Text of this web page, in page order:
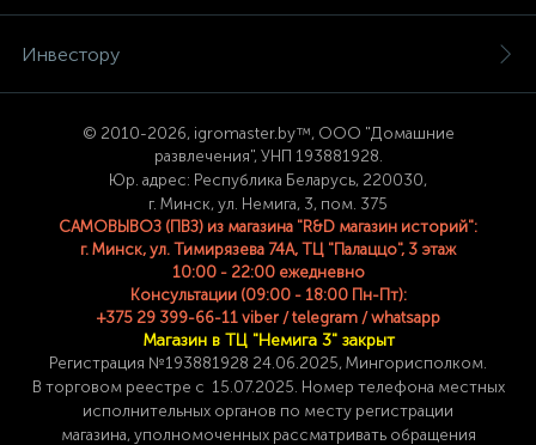
Инвестору
© 2010-2026, igromaster.by™, ООО "Домашние
развлечения", УНП 193881928.
Юр. адрес: Республика Беларусь, 220030,
г. Минск, ул. Немига, 3, пом. 375
САМОВЫВОЗ (ПВЗ) из магазина "R&D магазин историй":
г. Минск, ул. Тимирязева 74A, ТЦ "Палаццо", 3 этаж
10:00 - 22:00 ежедневно
Консультации (09:00 - 18:00 Пн-Пт):
+375 29 399-66-11 viber / telegram / whatsapp
Магазин в ТЦ "Немига 3" закрыт
Регистрация №193881928 24 .06.2025, Мингорисполком.
В торговом реестре с 15.07.2025. Номер телефона местных
исполнительных органов по месту регистрации
магазина,уполномоченных рассматривать обращения